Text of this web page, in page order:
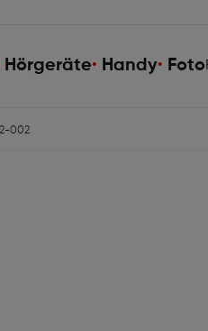
Hörgeräte Handy Foto
002